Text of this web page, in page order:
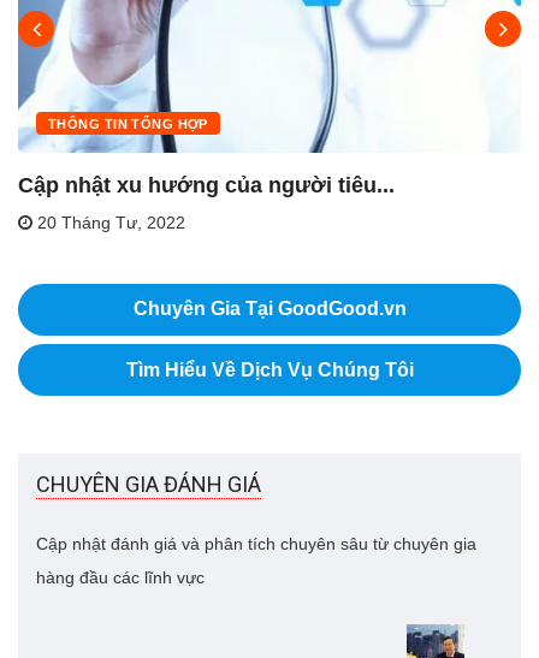
THÔNG TIN TỔNG HỢP
Cập nhật xu hướng của người tiêu...
20 Tháng Tư, 2022
Chuyên Gia Tại GoodGood.vn
Tìm Hiểu Về Dịch Vụ Chúng Tôi
CHUYÊN GIA ĐÁNH GIÁ
Cập nhật đánh giá và phân tích chuyên sâu từ chuyên gia
hàng đầu các lĩnh vực